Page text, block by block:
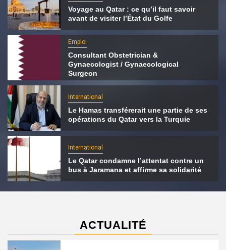
Voyage au Qatar : ce qu’il faut savoir
avant de visiter l’État du Golfe
Emploi
Consultant Obstetrician &
Gynaecologist / Gynaecological
Surgeon
International
Le Hamas transférerait une partie de ses
opérations du Qatar vers la Turquie
International
Le Qatar condamne l’attentat contre un
bus à Jaramana et affirme sa solidarité
ACTUALITÉ